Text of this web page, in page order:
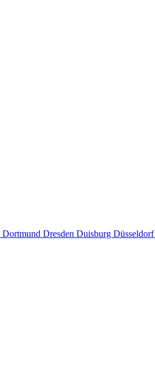
Dortmund Dresden Duisburg Düsseldorf